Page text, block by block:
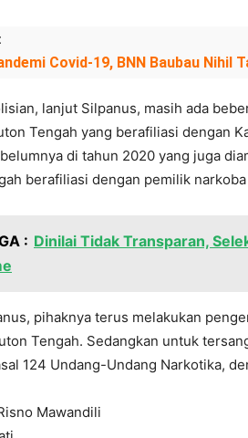
Covid-19, BNN Baubau Nihil
lanjut Silpanus, masih ada
Tengah yang berafiliasi dengan
di tahun 2020 yang juga
berafiliasi dengan pemilik narkoba
: Dinilai Tidak Transparan,
pihaknya terus melakukan
Tengah. Sedangkan untuk
124 Undang-Undang Narkotika,
Mawandili